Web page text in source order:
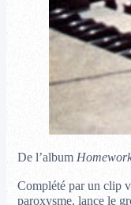
De l’album
Complété par un clip
paroxysme, lance le